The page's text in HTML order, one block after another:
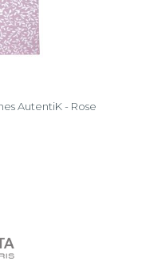
AutentiK - Rose